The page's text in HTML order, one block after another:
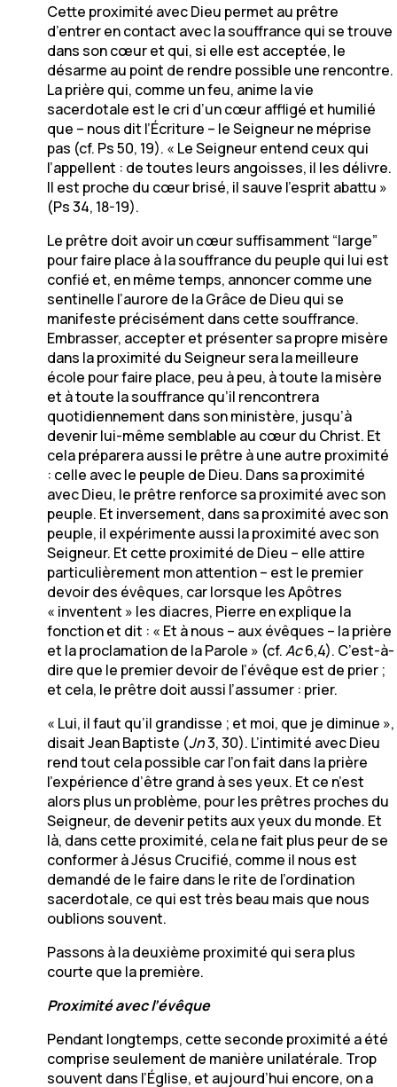
Cette proximité avec Dieu permet au prêtre
d’entrer en contact avec la souffrance qui se trouve
dans son cœur et qui, si elle est acceptée, le
désarme au point de rendre possible une rencontre.
La prière qui, comme un feu, anime la vie
sacerdotale est le cri d’un cœur affligé et humilié
que – nous dit l’Écriture – le Seigneur ne méprise
pas (cf. Ps 50, 19). « Le Seigneur entend ceux qui
l’appellent : de toutes leurs angoisses, il les délivre.
Il est proche du cœur brisé, il sauve l’esprit abattu »
(Ps 34, 18-19).
Le prêtre doit avoir un cœur suffisamment “large”
pour faire place à la souffrance du peuple qui lui est
confié et, en même temps, annoncer comme une
sentinelle l’aurore de la Grâce de Dieu qui se
manifeste précisément dans cette souffrance.
Embrasser, accepter et présenter sa propre misère
dans la proximité du Seigneur sera la meilleure
école pour faire place, peu à peu, à toute la misère
et à toute la souffrance qu’il rencontrera
quotidiennement dans son ministère, jusqu’à
devenir lui-même semblable au cœur du Christ. Et
cela préparera aussi le prêtre à une autre proximité
: celle avec le peuple de Dieu. Dans sa proximité
avec Dieu, le prêtre renforce sa proximité avec son
peuple. Et inversement, dans sa proximité avec son
peuple, il expérimente aussi la proximité avec son
Seigneur. Et cette proximité de Dieu – elle attire
particulièrement mon attention – est le premier
devoir des évêques, car lorsque les Apôtres
« inventent » les diacres, Pierre en explique la
fonction et dit : « Et à nous – aux évêques – la prière
et la proclamation de la Parole » (cf.Ac6,4). C’est-à-
dire que le premier devoir de l’évêque est de prier ;
et cela, le prêtre doit aussi l’assumer : prier.
« Lui, il faut qu’il grandisse ; et moi, que je diminue »,
disait Jean Baptiste (Jn3, 30). L’intimité avec Dieu
rend tout cela possible car l’on fait dans la prière
l’expérience d’être grand à ses yeux. Et ce n’est
alors plus un problème, pour les prêtres proches du
Seigneur, de devenir petits aux yeux du monde. Et
là, dans cette proximité, cela ne fait plus peur de se
conformer à Jésus Crucifié, comme il nous est
demandé de le faire dans le rite de l’ordination
sacerdotale, ce qui est très beau mais que nous
oublions souvent.
Passons à la deuxième proximité qui sera plus
courte que la première.
Proximité avec l’évêque
Pendant longtemps, cette seconde proximité a été
comprise seulement de manière unilatérale. Trop
souvent dans l’Église, et aujourd’hui encore, on a